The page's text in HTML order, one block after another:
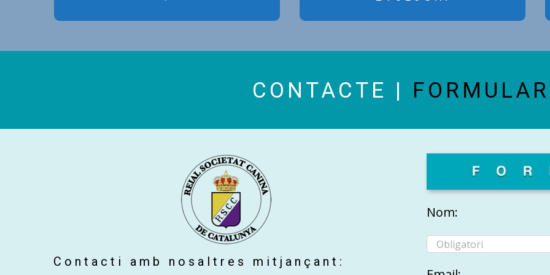
CONTACTE |
Contacti amb nosaltres mitjançant:
Nom: